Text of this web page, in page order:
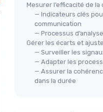
Mesurer l’efficacité de
— Indicateurs clés
communication
— Processus
Gérer les écarts et
— Surveiller les
— Adapter les
— Assurer la
dans la durée